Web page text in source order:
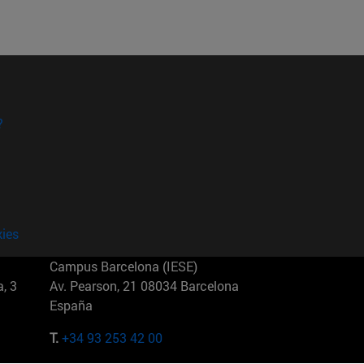
3
Campus Barcelona (IESE)
Av. Pearson, 21 08034 Barcelona
España
T.+34 93 253 42 00